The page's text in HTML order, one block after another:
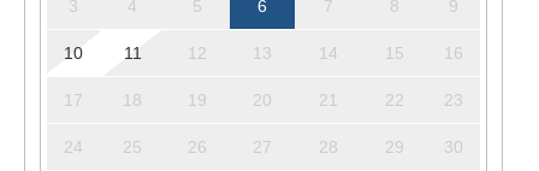
3 4 5 6 7 8 9
10 11 12 13 14 15 16
17 18 19 20 21 22 23
24 25 26 27 28 29 30